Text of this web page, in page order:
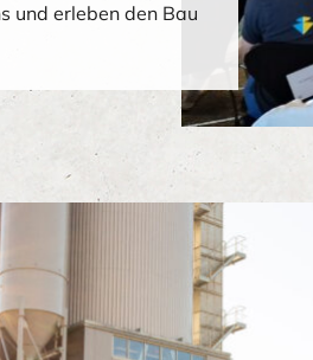
und erleben den Bau